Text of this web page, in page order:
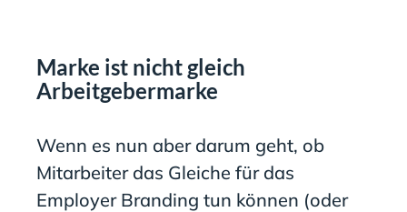
Marke ist nicht gleich
Arbeitgebermarke
Wenn es nun aber darum geht, ob
Mitarbeiter das Gleiche für das
Employer Branding tun können (oder